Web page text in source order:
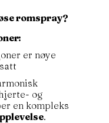
romspray?
er nøye
og
en kompleks
.